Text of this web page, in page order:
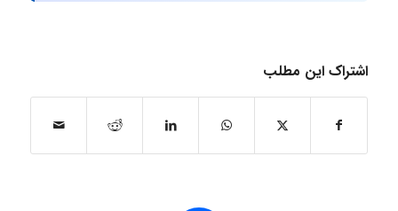
اشتراک این مطلب